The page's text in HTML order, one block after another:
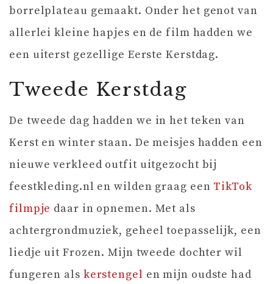
borrelplateau gemaakt. Onder het genot van
allerlei kleine hapjes en de film hadden we
een uiterst gezellige Eerste Kerstdag.
Tweede Kerstdag
De tweede dag hadden we in het teken van
Kerst en winter staan. De meisjes hadden een
nieuwe verkleed outfit uitgezocht bij
feestkleding.nl en wilden graag een TikTok
filmpje daar in opnemen. Met als
achtergrondmuziek, geheel toepasselijk, een
liedje uit Frozen. Mijn tweede dochter wil
fungeren als kerstengel en mijn oudste had